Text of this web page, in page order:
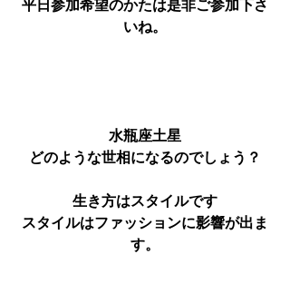
平日参加希望のかたは是非ご参加下さ
いね。
水瓶座土星
どのような世相になるのでしょう？
生き方はスタイルです
スタイルはファッションに影響が出ま
す。